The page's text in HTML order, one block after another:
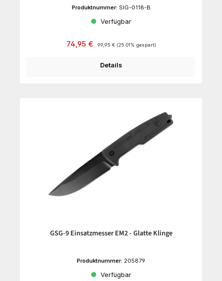
Produktnummer: SIG-0118-B
Verfügbar
Verkaufspreis:
74,95 € 99,95 € (25.01% gespart)
Details
GSG-9 Einsatzmesser EM2 - Glatte Klinge
Produktnummer: 205879
Verfügbar